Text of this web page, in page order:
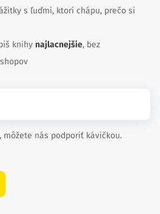
s ľuďmi, ktorí chápu, prečo si
knihy najlacnejšie, bez
môžete nás podporiť kávičkou.